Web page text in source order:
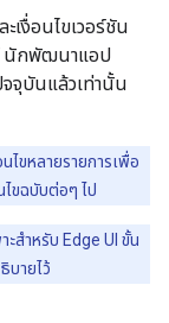
เงื่อนไขเวอร์ชัน
นักพัฒนาแอป
จุบันแล้วเท่านั้น
ไขหลายรายการเพื่อ
ขฉบับต่อๆ ไป
สำหรับ Edge UI ขั้น
บายไว้